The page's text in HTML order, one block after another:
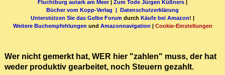
Fluchtburg autark am Meer| Zum Tode Jürgen Küßners |
Bücher vom Kopp-Verlag | Datenschutzerklärung
Unterstützen Sie das Gelbe Forum durch Käufe bei Amazon! |
Weitere Buchempfehlungen und Amazonnavigation | Cookie-Einstellungen
Wer nicht gemerkt hat, WER hier "zahlen" muss, der hat
weder produktiv gearbeitet, noch Steuern gezahlt.